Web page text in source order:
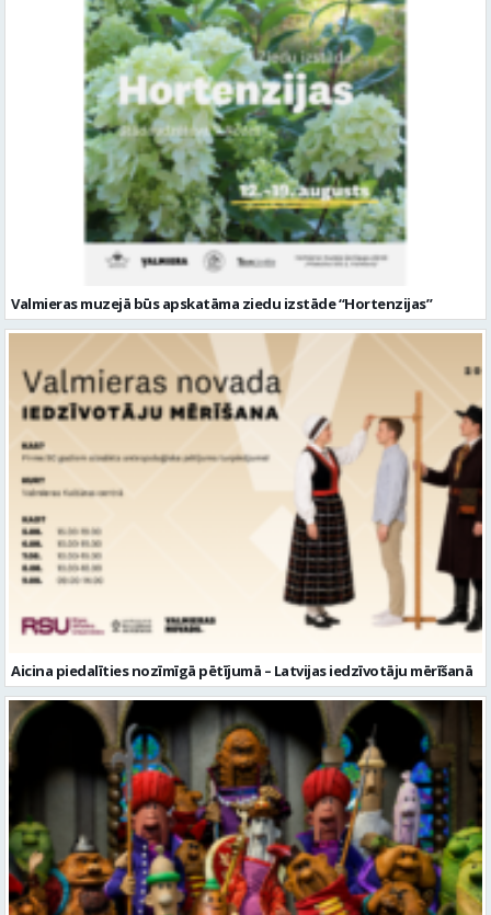
Valmieras muzejā būs apskatāma ziedu izstāde “Hortenzijas”
Aicina piedalīties nozīmīgā pētījumā – Latvijas iedzīvotāju mērīšanā